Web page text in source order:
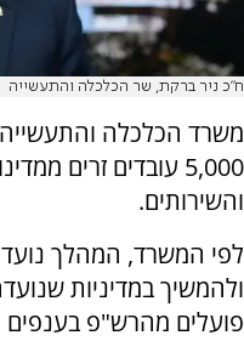
ח"כ ניר ברקת, שר הכלכלה והתעשייה
משרד הכלכלה
5,000 עובדים זרים
והשירותים.
לפי המשרד, המהלך
ולהמשיך במדיניות
פועלים מהרש"פ בענפים